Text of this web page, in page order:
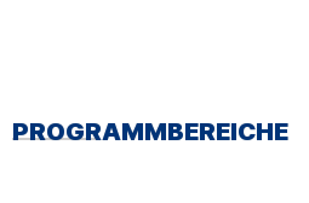
PROGRAMMBEREICHE